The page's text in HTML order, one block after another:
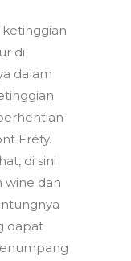
di
dalam
Fréty.
di sini
wine dan
dapat